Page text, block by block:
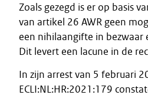
Zoals gezegd is er op basis
van artikel 26 AWR geen
een nihilaangifte in bezwaar
Dit levert een lacune in de
In zijn arrest van 5 februari
ECLI:NL:HR:2021:179